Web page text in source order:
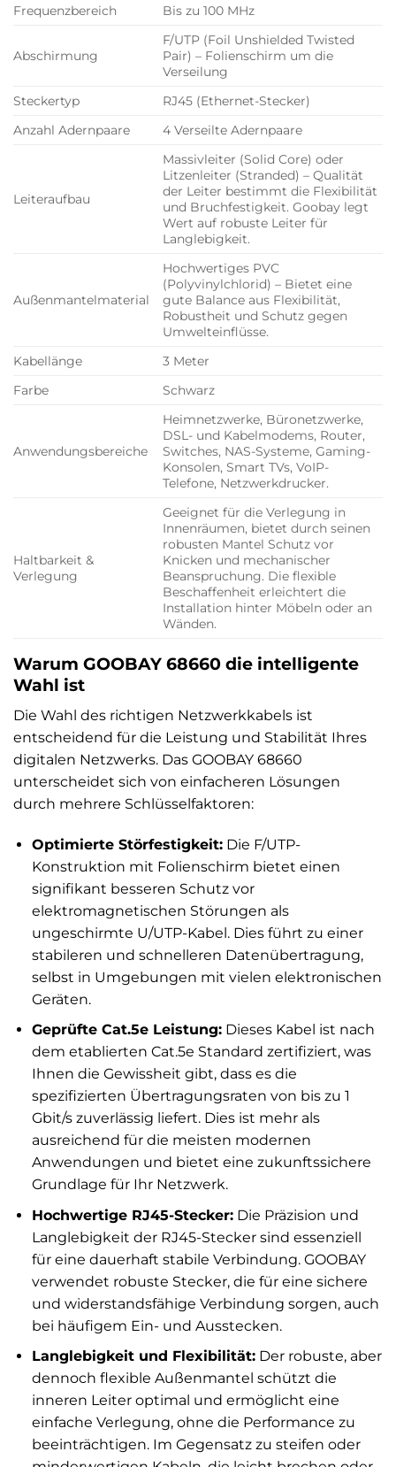
Frequenzbereich
Bis zu 100 MHz
Abschirmung
F/UTP (Foil Unshielded Twisted
Pair) – Folienschirm um die
Verseilung
Steckertyp
RJ45 (Ethernet-Stecker)
Anzahl Adernpaare
4 Verseilte Adernpaare
Leiteraufbau
Massivleiter (Solid Core) oder
Litzenleiter (Stranded) – Qualität
der Leiter bestimmt die Flexibilität
und Bruchfestigkeit. Goobay legt
Wert auf robuste Leiter für
Langlebigkeit.
Außenmantelmaterial
Hochwertiges PVC
(Polyvinylchlorid) – Bietet eine
gute Balance aus Flexibilität,
Robustheit und Schutz gegen
Umwelteinflüsse.
Kabellänge
3 Meter
Farbe
Schwarz
Anwendungsbereiche
Heimnetzwerke, Büronetzwerke,
DSL- und Kabelmodems, Router,
Switches, NAS-Systeme, Gaming-
Konsolen, Smart TVs, VoIP-
Telefone, Netzwerkdrucker.
Haltbarkeit &
Verlegung
Geeignet für die Verlegung in
Innenräumen, bietet durch seinen
robusten Mantel Schutz vor
Knicken und mechanischer
Beanspruchung. Die flexible
Beschaffenheit erleichtert die
Installation hinter Möbeln oder an
Wänden.
Warum GOOBAY 68660 die intelligente
Wahl ist
Die Wahl des richtigen Netzwerkkabels ist
entscheidend für die Leistung und Stabilität Ihres
digitalen Netzwerks. Das GOOBAY 68660
unterscheidet sich von einfacheren Lösungen
durch mehrere Schlüsselfaktoren:
Optimierte Störfestigkeit:Die F/UTP-
Konstruktion mit Folienschirm bietet einen
signifikant besseren Schutz vor
elektromagnetischen Störungen als
ungeschirmte U/UTP-Kabel. Dies führt zu einer
stabileren und schnelleren Datenübertragung,
selbst in Umgebungen mit vielen elektronischen
Geräten.
Geprüfte Cat.5e Leistung:Dieses Kabel ist nach
dem etablierten Cat.5e Standard zertifiziert, was
Ihnen die Gewissheit gibt, dass es die
spezifizierten Übertragungsraten von bis zu 1
Gbit/s zuverlässig liefert. Dies ist mehr als
ausreichend für die meisten modernen
Anwendungen und bietet eine zukunftssichere
Grundlage für Ihr Netzwerk.
Hochwertige RJ45-Stecker:Die Präzision und
Langlebigkeit der RJ45-Stecker sind essenziell
für eine dauerhaft stabile Verbindung. GOOBAY
verwendet robuste Stecker, die für eine sichere
und widerstandsfähige Verbindung sorgen, auch
bei häufigem Ein- und Ausstecken.
Langlebigkeit und Flexibilität:Der robuste, aber
dennoch flexible Außenmantel schützt die
inneren Leiter optimal und ermöglicht eine
einfache Verlegung, ohne die Performance zu
beeinträchtigen. Im Gegensatz zu steifen oder